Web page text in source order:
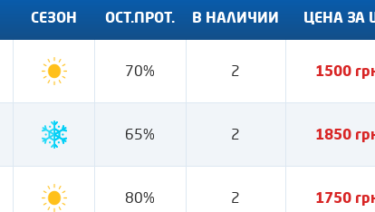
СЕЗОН ОСТ.ПРОТ. В НАЛИЧИИ ЦЕНА ЗА
70% 2 1500
65% 2 1850
80% 2 1750